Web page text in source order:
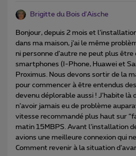
Brigitte du Bois d'Aische
Bonjour, depuis 2 mois et
dans ma maison, j’ai le même
ni personne d’autre ne peut plus être
smartphones (I-Phone, Huawei et
Proximus. Nous devons sortir de la
pour commencer à être entendus
devenu déplorable aussi ! J’habite là
n’avoir jamais eu de problème
vitesse recommandé plus haut sur
matin 15MBPS. Avant l’installation
avions une meilleure connexion qui
Comment revenir à la situation